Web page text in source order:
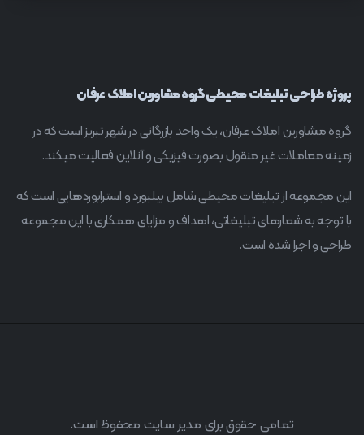
پروژه طراحی تبلیغات محیطی گروه مشاورین املاک عرفان
گروه مشاورین املاک عرفان، یک واحد بازرگانی در شهر تبریز است که در
زمینه معاملات غیر منقول بصورت فیزیکی و آنلاین فعالیت میکند.
این مجموعه از تبلیغات محیطی شامل بیلبورد و استرابوردهایی است که
با توجه به شعارهای تبلیغاتی، اهداف و مزایای همکاری با این مجموعه
طراحی و اجرا شده است.
تمامی حقوق برای مدیر سایت محفوظ است.